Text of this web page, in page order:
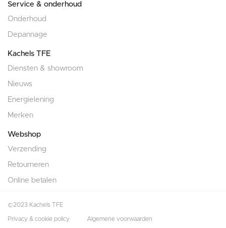
Service & onderhoud
Onderhoud
Depannage
Kachels TFE
Diensten & showroom
Nieuws
Energielening
Merken
Webshop
Verzending
Retourneren
Online betalen
©2023 Kachels TFE
Privacy & cookie policy Algemene voorwaarden